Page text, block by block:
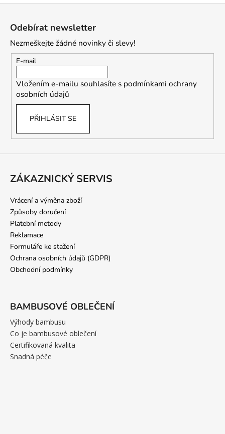
Odebírat newsletter
Nezmeškejte žádné novinky či slevy!
E-mail
Vložením e-mailu souhlasíte s podmínkami ochrany
osobních údajů
PŘIHLÁSIT SE
ZÁKAZNICKÝ SERVIS
Vrácení a výměna zboží
Způsoby doručení
Platební metody
Reklamace
Formuláře ke stažení
Ochrana osobních údajů (GDPR)
Obchodní podmínky
BAMBUSOVÉ OBLEČENÍ
Výhody bambusu
Co je bambusové oblečení
Certifikovaná kvalita
Snadná péče